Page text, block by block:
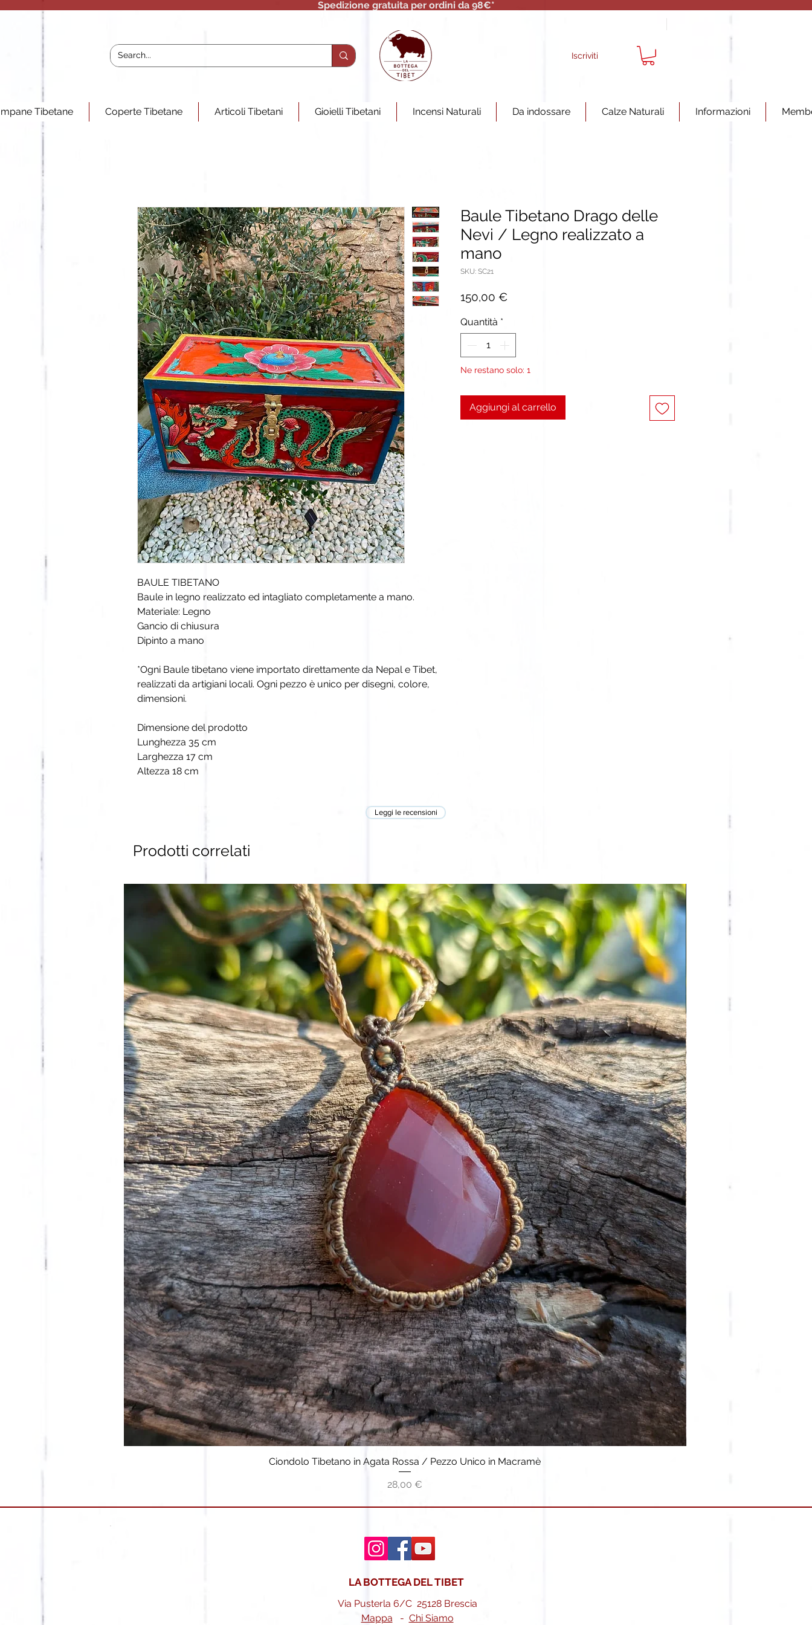
Spedizione gratuita per ordini da 98€*
Iscriviti
Tibetane Coperte Tibetane Articoli Tibetani Gioielli Tibetani Incensi Naturali Da indossare Calze Naturali Informazioni
BAULE TIBETANO
Baule in legno realizzato ed intagliato completamente a mano.
Materiale: Legno
Gancio di chiusura
Dipinto a mano
*Ogni Baule tibetano viene importato direttamente da Nepal e Tibet,
realizzati da artigiani locali. Ogni pezzo è unico per disegni, colore,
dimensioni.
Dimensione del prodotto
Lunghezza 35 cm
Larghezza 17 cm
Altezza 18 cm
Baule Tibetano Drago delle
Nevi / Legno realizzato a
mano
SKU: SC21
150,00 €
Quantità *
Ne restano solo: 1
Aggiungi al carrello
Leggi le recensioni
Prodotti correlati
Vista rapida
Ciondolo Tibetano in Agata Rossa / Pezzo Unico in Macramè
Prezzo
28,00 €
LA BOTTEGA DEL TIBET
Via Pusterla 6/C 25128 Brescia
Mappa - Chi Siamo